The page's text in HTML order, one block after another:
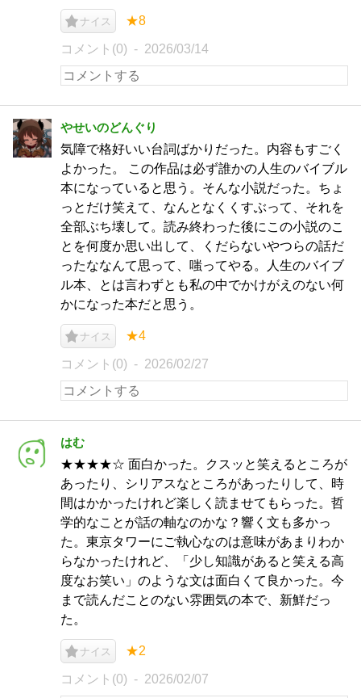
ナイス ★8
コメント(0) 2026/03/14
やせいのどんぐり
気障で格好いい台詞ばかりだった。内容もすごく
よかった。 この作品は必ず誰かの人生のバイブル
本になっていると思う。そんな小説だった。ちょ
っとだけ笑えて、なんとなくくすぶって、それを
全部ぶち壊して。読み終わった後にこの小説のこ
とを何度か思い出して、くだらないやつらの話だ
ったななんて思って、嗤ってやる。人生のバイブ
ル本、とは言わずとも私の中でかけがえのない何
かになった本だと思う。
ナイス ★4
コメント(0) 2026/02/27
はむ
★★★★☆ 面白かった。クスッと笑えるところが
あったり、シリアスなところがあったりして、時
間はかかったけれど楽しく読ませてもらった。哲
学的なことが話の軸なのかな？響く文も多かっ
た。東京タワーにご執心なのは意味があまりわか
らなかったけれど、「少し知識があると笑える高
度なお笑い」のような文は面白くて良かった。今
まで読んだことのない雰囲気の本で、新鮮だっ
た。
ナイス ★2
コメント(0) 2026/02/07